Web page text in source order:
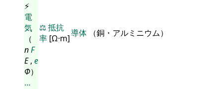
⚡
電
気
（
nF
E, e
Φ）
…
⚖️抵抗
率 [Ω·m]導体 （銅・アルミニウム）